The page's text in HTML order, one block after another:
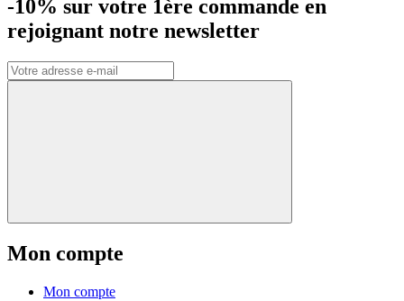
-10% sur votre 1ère commande en
rejoignant notre newsletter
Mon compte
Mon compte